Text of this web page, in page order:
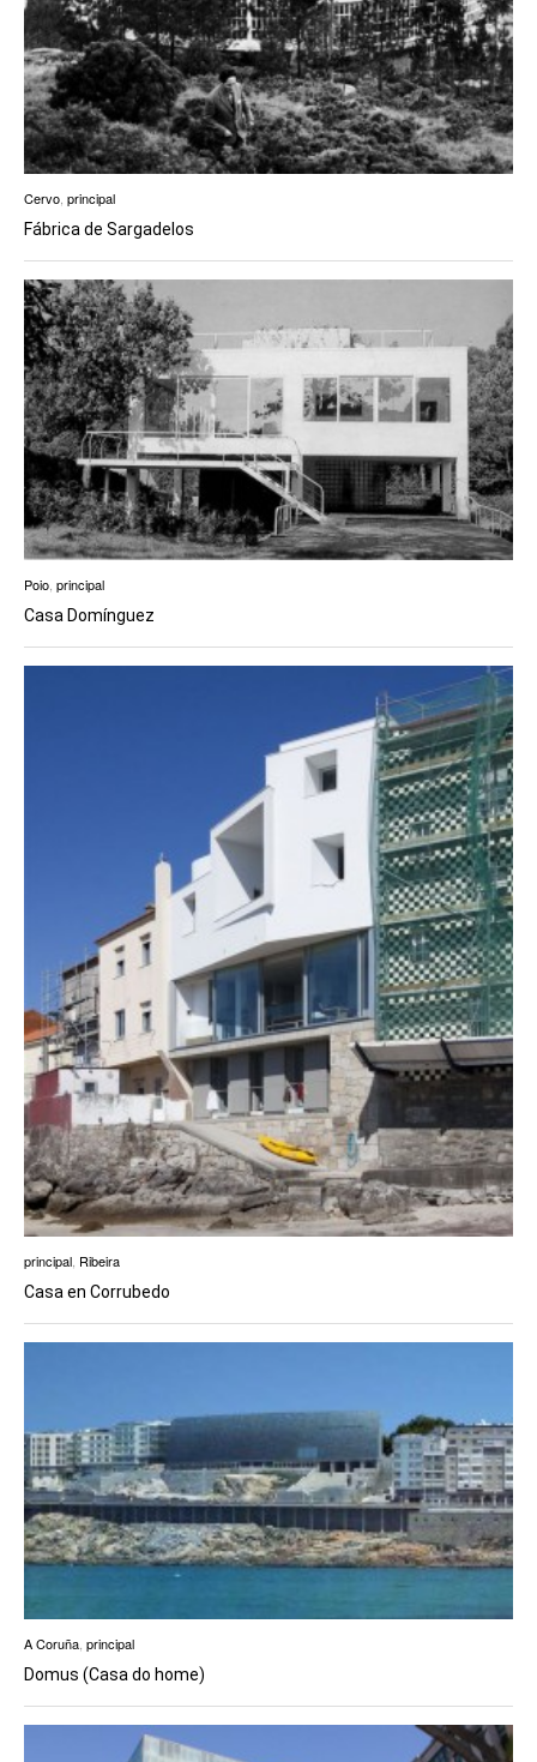
Cervo principal
Fábrica de Sargadelos
Poio principal
Casa Domínguez
principal Ribeira
Casa en Corrubedo
A Coruña principal
Domus (Casa do home)